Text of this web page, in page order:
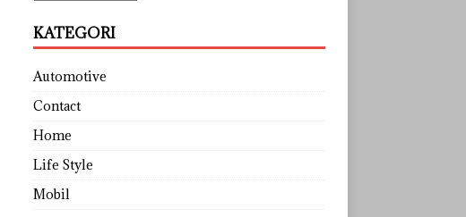
KATEGORI
Automotive
Contact
Home
Life Style
Mobil